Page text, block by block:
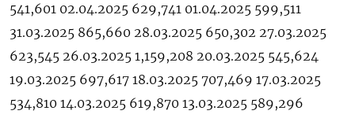
541,601 02.04.2025 629,741 01.04.2025 599,511
31.03.2025 865,660 28.03.2025 650,302 27.03.2025
623,545 26.03.2025 1,159,208 20.03.2025 545,624
19.03.2025 697,617 18.03.2025 707,469 17.03.2025
534,810 14.03.2025 619,870 13.03.2025 589,296